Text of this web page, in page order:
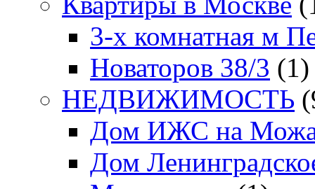
3-х комнатная м
Новаторов 38/3 (1)
НЕДВИЖИМОСТЬ
Дом ИЖС на
Дом